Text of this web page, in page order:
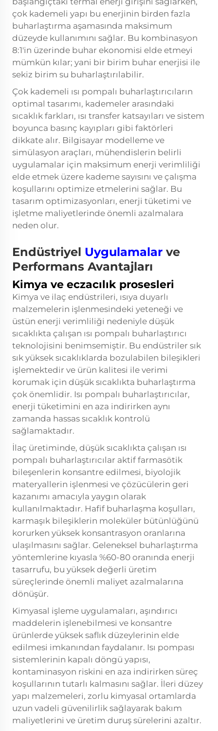
çok kademeli yapı bu enerjinin birden fazla
buharlaştırma aşamasında maksimum
düzeyde kullanımını sağlar. Bu kombinasyon
8:1'in üzerinde buhar ekonomisi elde etmeyi
mümkün kılar; yani bir birim buhar enerjisi ile
sekiz birim su buharlaştırılabilir.
Çok kademeli ısı pompalı buharlaştırıcıların
optimal tasarımı, kademeler arasındaki
sıcaklık farkları, ısı transfer katsayıları ve sistem
boyunca basınç kayıpları gibi faktörleri
dikkate alır. Bilgisayar modelleme ve
simülasyon araçları, mühendislerin belirli
uygulamalar için maksimum enerji verimliliği
elde etmek üzere kademe sayısını ve çalışma
koşullarını optimize etmelerini sağlar. Bu
tasarım optimizasyonları, enerji tüketimi ve
işletme maliyetlerinde önemli azalmalara
neden olur.
Endüstriyel Uygulamalar ve
Performans Avantajları
Kimya ve eczacılık prosesleri
Kimya ve ilaç endüstrileri, ısıya duyarlı
malzemelerin işlenmesindeki yeteneği ve
üstün enerji verimliliği nedeniyle düşük
sıcaklıkta çalışan ısı pompalı buharlaştırıcı
teknolojisini benimsemiştir. Bu endüstriler sık
sık yüksek sıcaklıklarda bozulabilen bileşikleri
işlemektedir ve ürün kalitesi ile verimi
korumak için düşük sıcaklıkta buharlaştırma
çok önemlidir. Isı pompalı buharlaştırıcılar,
enerji tüketimini en aza indirirken aynı
zamanda hassas sıcaklık kontrolü
sağlamaktadır.
İlaç üretiminde, düşük sıcaklıkta çalışan ısı
pompalı buharlaştırıcılar aktif farmasötik
bileşenlerin konsantre edilmesi, biyolojik
materyallerin işlenmesi ve çözücülerin geri
kazanımı amacıyla yaygın olarak
kullanılmaktadır. Hafif buharlaşma koşulları,
karmaşık bileşiklerin moleküler bütünlüğünü
korurken yüksek konsantrasyon oranlarına
ulaşılmasını sağlar. Geleneksel buharlaştırma
yöntemlerine kıyasla %60-80 oranında enerji
tasarrufu, bu yüksek değerli üretim
süreçlerinde önemli maliyet azalmalarına
dönüşür.
Kimyasal işleme uygulamaları, aşındırıcı
maddelerin işlenebilmesi ve konsantre
ürünlerde yüksek saflık düzeylerinin elde
edilmesi imkanından faydalanır. Isı pompası
sistemlerinin kapalı döngü yapısı,
kontaminasyon riskini en aza indirirken süreç
koşullarının tutarlı kalmasını sağlar. İleri düzey
yapı malzemeleri, zorlu kimyasal ortamlarda
uzun vadeli güvenilirlik sağlayarak bakım
maliyetlerini ve üretim duruş sürelerini azaltır.